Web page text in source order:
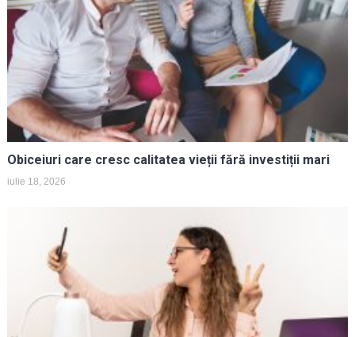
Obiceiuri care cresc calitatea vieții fără investiții mari
iulie 18, 2026